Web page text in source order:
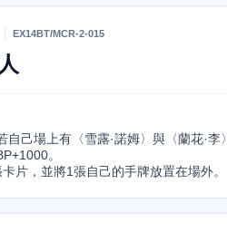
EX14BT/MCR-2-015
自己場上有〈雪露·諾姆〉與〈蘭花·李〉
。
卡片，並將1張自己的手牌放置在場外。